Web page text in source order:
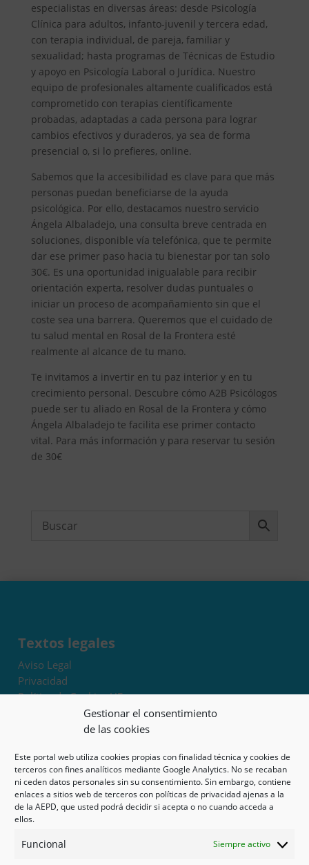
Gestionar el consentimiento
de las cookies
Este portal web utiliza cookies propias con finalidad técnica y cookies de
terceros con fines analíticos mediante Google Analytics. No se recaban
ni ceden datos personales sin su consentimiento. Sin embargo, contiene
enlaces a sitios web de terceros con políticas de privacidad ajenas a la
de la AEPD, que usted podrá decidir si acepta o no cuando acceda a
ellos.
Funcional Siempre activo
especialistas en diversas áreas: desde Psicología
Clínica para adultos, infanto-juvenil y tercera edad,
con terapia individual, de pareja, familiar y
sexualidad; hasta programas de Técnicas de Estudio
y apoyo en Psicología Laboral o Jurídica. Nuestro
equipo de profesionales altamente cualificados está
comprometido con terapias científicamente
probadas, adaptadas a cada persona para lograr
cambios efectivos y duraderos, ya sea de forma
presencial o, si lo prefieres, online.
Sabemos que la accesibilidad es clave para que más
personas puedan beneficiarse de la ayuda
psicológica. Por ello, destacamos nuestro servicio
Ángela Albaladejo, una consulta breve centrada en
soluciones, disponible vía telefónica, que te permite
dar ese primer paso hacia tu bienestar por tan solo
30€. Es una oportunidad inigualable para recibir
orientación experta, resolver dudas puntuales o
iniciar un proceso de acompañamiento sin que el
coste sea una barrera. Queremos que el cuidado de
tu salud mental en Rosal de la Frontera esté
realmente al alcance de tu mano.
Te invitamos a invertir en tu paz interior y en tu
crecimiento personal. Descubre cómo A2B Psicólogos
puede ser tu aliado en Rosal de la Frontera y cómo
Ángela Albaladejo te facilita ese primer contacto
vital. Para más información y para reservar tu sesión
de 30€
Textos legales
Aviso Legal
Privacidad
Política de Cookies UE
Términos y condiciones
Exoneración de responsabilidad
Mapa del sitio
Mi cuenta
Tienda
Psicología en Murcia
Guías